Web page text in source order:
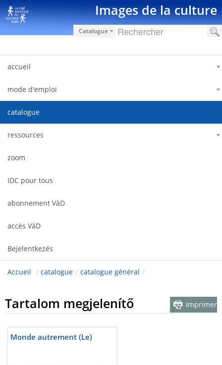
Ugrás a tartalomhoz Images de la culture
Catalogue
accueil
mode d'emploi
catalogue
ressources
zoom
IDC pour tous
abonnement VàD
accès VàD
Bejelentkezés
Accueil / catalogue / catalogue général /
Tartalom megjelenítő Imprimer
Monde autrement (Le)